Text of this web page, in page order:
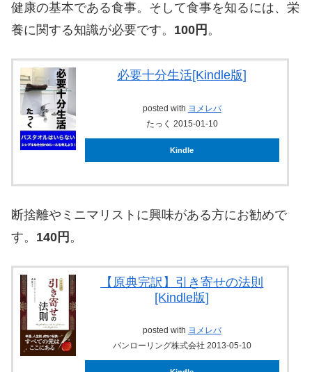
健康の基本である食事。そして食事を知るには、栄
養に関する知識が必要です。 100円 。
必要十分生活[Kindle版]
posted with ヨメレバ
たっく 2015-01-10
Kindle
断捨離やミニマリストに興味がある方にお勧めで
す。 140円 。
【原典完訳】引き寄せの法則
[Kindle版]
posted with ヨメレバ
パンローリング株式会社 2013-05-10